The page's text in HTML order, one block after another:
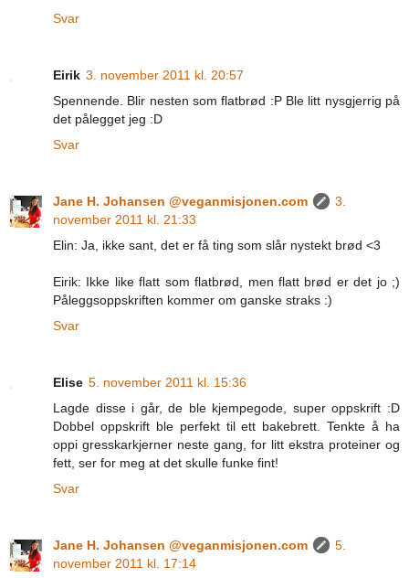
Svar
Eirik 3. november 2011 kl. 20:57
Spennende. Blir nesten som flatbrød :P Ble litt nysgjerrig på
det pålegget jeg :D
Svar
Jane H. Johansen @veganmisjonen.com
3.
november 2011 kl. 21:33
Elin: Ja, ikke sant, det er få ting som slår nystekt brød <3
Eirik: Ikke like flatt som flatbrød, men flatt brød er det jo ;)
Påleggsoppskriften kommer om ganske straks :)
Svar
Elise 5. november 2011 kl. 15:36
Lagde disse i går, de ble kjempegode, super oppskrift :D
Dobbel oppskrift ble perfekt til ett bakebrett. Tenkte å ha
oppi gresskarkjerner neste gang, for litt ekstra proteiner og
fett, ser for meg at det skulle funke fint!
Svar
Jane H. Johansen @veganmisjonen.com
5.
november 2011 kl. 17:14